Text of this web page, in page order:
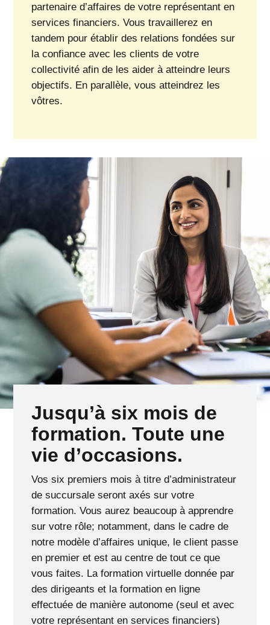
partenaire d’affaires de votre représentant en
services financiers. Vous travaillerez en
tandem pour établir des relations fondées sur
la confiance avec les clients de votre
collectivité afin de les aider à atteindre leurs
objectifs. En parallèle, vous atteindrez les
vôtres.
Jusqu’à six mois de
formation. Toute une
vie d’occasions.
Vos six premiers mois à titre d’administrateur
de succursale seront axés sur votre
formation. Vous aurez beaucoup à apprendre
sur votre rôle; notamment, dans le cadre de
notre modèle d’affaires unique, le client passe
en premier et est au centre de tout ce que
vous faites. La formation virtuelle donnée par
des dirigeants et la formation en ligne
effectuée de manière autonome (seul et avec
votre représentant en services financiers)